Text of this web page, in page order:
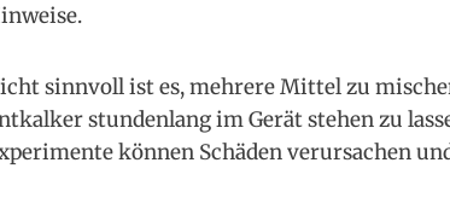
sinnvoll ist es, mehrere Mittel zu
stundenlang im Gerät stehen zu
können Schäden verursachen